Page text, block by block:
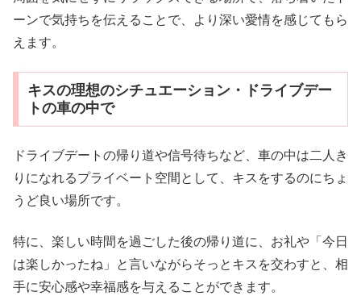
ーンで気持ちを伝えることで、より深い愛情を感じてもら
えます。
キスの理想のシチュエーション・ドライブデー
トの車の中で
ドライブデートの帰り道や信号待ちなど、車の中は二人き
りになれるプライベート空間として、キスをするのにちょ
うど良い場所です。
特に、楽しい時間を過ごした後の帰り道に、お礼や「今日
は楽しかったね」と言いながらそっとキスを交わすと、相
手に安心感や幸福感を与えることができます。